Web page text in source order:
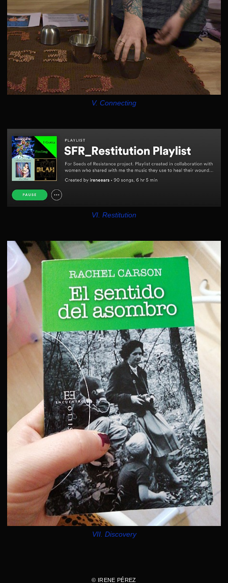
V. Connecting
VI. Restitution
VII. Discovery
© IRENE PÉREZ